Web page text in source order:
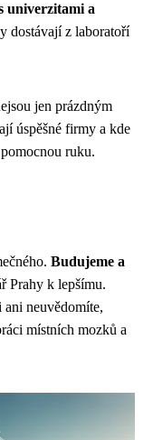
univerzitami a
dostávají z laboratoří
jen prázdným
úspěšné firmy a kde
ruku.
Budujeme a
Prahy k lepšímu.
ani neuvědomíte,
místních mozků a